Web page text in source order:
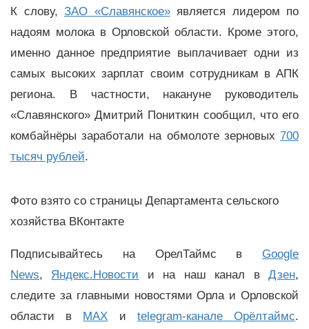
К слову, ЗАО «Славянское»является лидером по
надоям молока в Орловской области. Кроме этого,
именно данное предприятие выплачивает одни из
самых высоких зарплат своим сотрудникам в АПК
региона. В частности, накануне руководитель
«Славянского» Дмитрий Пониткин сообщил, что его
комбайнёры заработали на обмолоте зерновых 700
тысяч рублей.
Фото взято со страницы Департамента сельского
хозяйства ВКонтакте
Подписывайтесь на ОрелТаймс в Google
News, Яндекс.Новости и на наш канал вДзен,
следите за главными новостями Орла и Орловской
области в MAX и telegram-канале Орёлтаймс.